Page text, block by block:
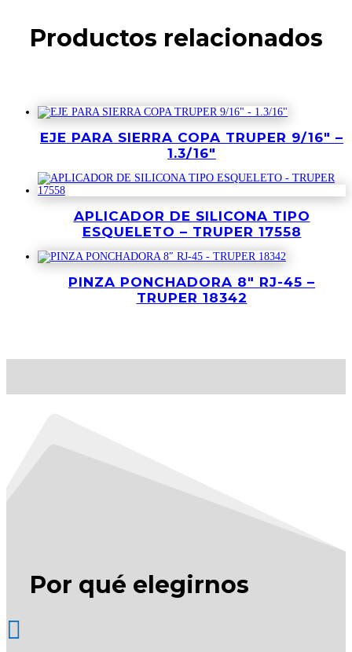
Productos relacionados
EJE PARA SIERRA COPA TRUPER 9/16″ –
1.3/16″
APLICADOR DE SILICONA TIPO
ESQUELETO – TRUPER 17558
PINZA PONCHADORA 8″ RJ-45 –
TRUPER 18342
Por qué elegirnos
